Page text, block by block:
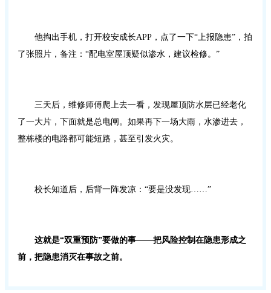
他掏出手机，打开校安成长APP，点了一下“上报隐患”，拍
了张照片，备注：“配电室屋顶疑似渗水，建议检修。”
三天后，维修师傅爬上去一看，发现屋顶防水层已经老化
了一大片，下面就是总电闸。如果再下一场大雨，水渗进去，
整栋楼的电路都可能短路，甚至引发火灾。
校长知道后，后背一阵发凉：“要是没发现……”
这就是“双重预防”要做的事——把风险控制在隐患形成之
前，把隐患消灭在事故之前。